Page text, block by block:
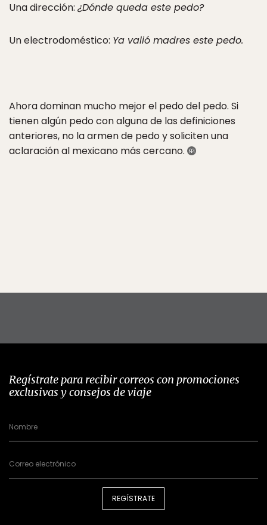
Una dirección: ¿Dónde queda este pedo?
Un electrodoméstico: Ya valió madres este pedo.
Ahora dominan mucho mejor el pedo del pedo. Si
tienen algún pedo con alguna de las definiciones
anteriores, no la armen de pedo y soliciten una
aclaración al mexicano más cercano.
Regístrate para recibir correos con promociones
exclusivas y consejos de viaje
REGÍSTRATE